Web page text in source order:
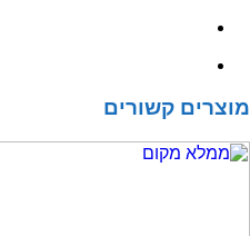
ספטולה
מוצרים קשורים